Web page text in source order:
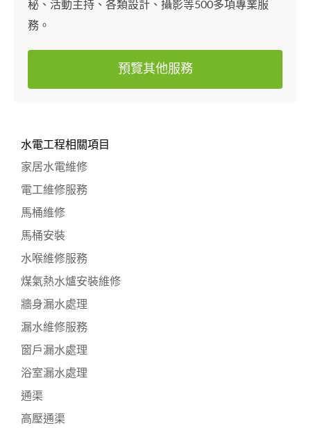
秘、活動主持、各類設計、攝影等500多項專業服
務。
預覽其他服務
水電工程相關項目
家居水電維修
電工維修服務
馬桶維修
馬桶安裝
水喉維修服務
煤氣熱水爐安裝維修
牆身漏水處理
漏水維修服務
窗戶漏水處理
浴室漏水處理
通渠
高壓通渠